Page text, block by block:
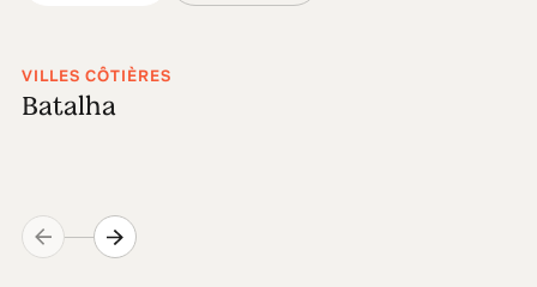
VILLES CÔTIÈRES
Batalha